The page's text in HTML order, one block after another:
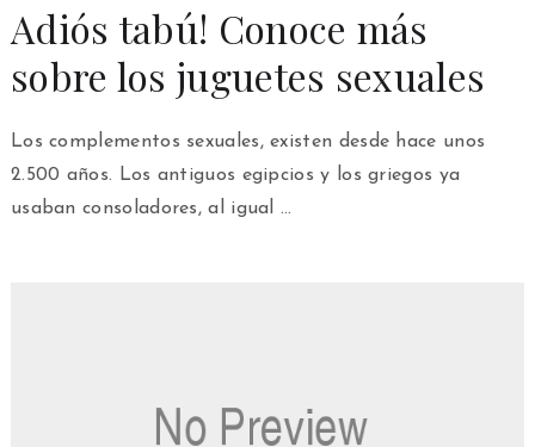
Adiós tabú! Conoce más
sobre los juguetes sexuales
Los complementos sexuales, existen desde hace unos
2.500 años. Los antiguos egipcios y los griegos ya
usaban consoladores, al igual …